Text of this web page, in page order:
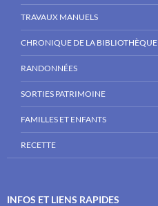
TRAVAUX MANUELS
CHRONIQUE DE LA BIBLIOTHÈQUE
RANDONNÉES
SORTIES PATRIMOINE
FAMILLES ET ENFANTS
RECETTE
INFOS ET LIENS RAPIDES